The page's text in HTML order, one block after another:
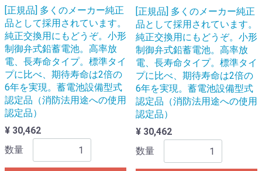
[正規品] 多くのメーカー純正
品として採用されています。
純正交換用にもどうぞ。小形
制御弁式鉛蓄電池。高率放
電、長寿命タイプ。標準タイ
プに比べ、期待寿命は2倍の
6年を実現。蓄電池設備型式
認定品（消防法用途への使用
認定品）
¥ 30,462
数量
[正規品] 多くのメーカー純正
品として採用されています。
純正交換用にもどうぞ。小形
制御弁式鉛蓄電池。高率放
電、長寿命タイプ。標準タイ
プに比べ、期待寿命は2倍の
6年を実現。蓄電池設備型式
認定品（消防法用途への使用
認定品）
¥ 30,462
数量